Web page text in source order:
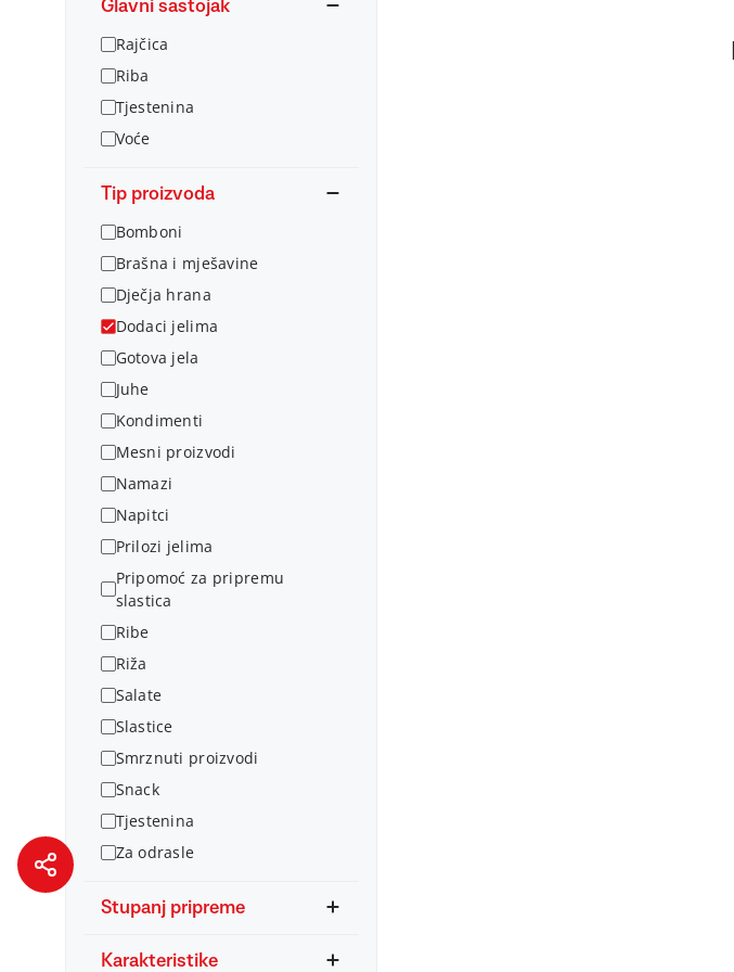
Glavni sastojak
Rajčica
Riba
Tjestenina
Voće
Tip proizvoda
Bomboni
Brašna i mješavine
Dječja hrana
Dodaci jelima
Gotova jela
Juhe
Kondimenti
Mesni proizvodi
Namazi
Napitci
Prilozi jelima
Pripomoć za pripremu
slastica
Ribe
Riža
Salate
Slastice
Smrznuti proizvodi
Snack
Tjestenina
Za odrasle
Stupanj pripreme
Karakteristike